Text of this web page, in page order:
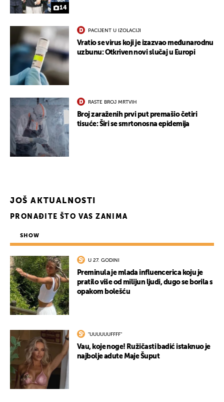
14
PACIJENT U IZOLACIJI
Vratio se virus koji je izazvao međunarodnu
uzbunu: Otkriven novi slučaj u Europi
RASTE BROJ MRTVIH
Broj zaraženih prvi put premašio četiri
tisuće: Širi se smrtonosna epidemija
JOŠ AKTUALNOSTI
PRONAĐITE ŠTO VAS ZANIMA
SHOW
U 27. GODINI
Preminula je mlada influencerica koju je
pratilo više od milijun ljudi, dugo se borila s
opakom bolešću
"UUUUUUFFFF"
Vau, koje noge! Ružičasti badić istaknuo je
najbolje adute Maje Šuput
UKLJUČITE NOTIFIKACIJE